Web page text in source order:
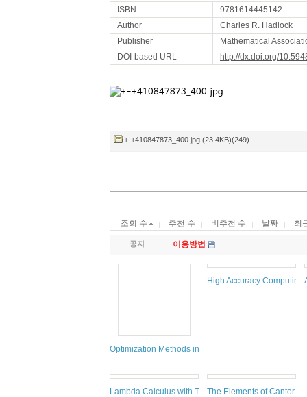
ISBN
9781614445142
Author
Charles R. Hadlock
Publisher
Mathematical
DOI-based URL
http://dx.doi.org/
+-+410847873_400.jpg (23.4KB)(249)
조회 수 추천 수 비추천 수 날짜 최
공지 이용방법
Optimization Methods in Finance
High Accuracy
Lambda Calculus with TypesThe Elements of Cantor